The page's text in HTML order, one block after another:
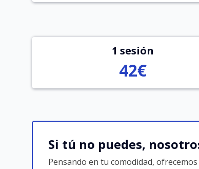
1 sesión
42€
Si tú no puedes,
Pensando en tu comodidad,